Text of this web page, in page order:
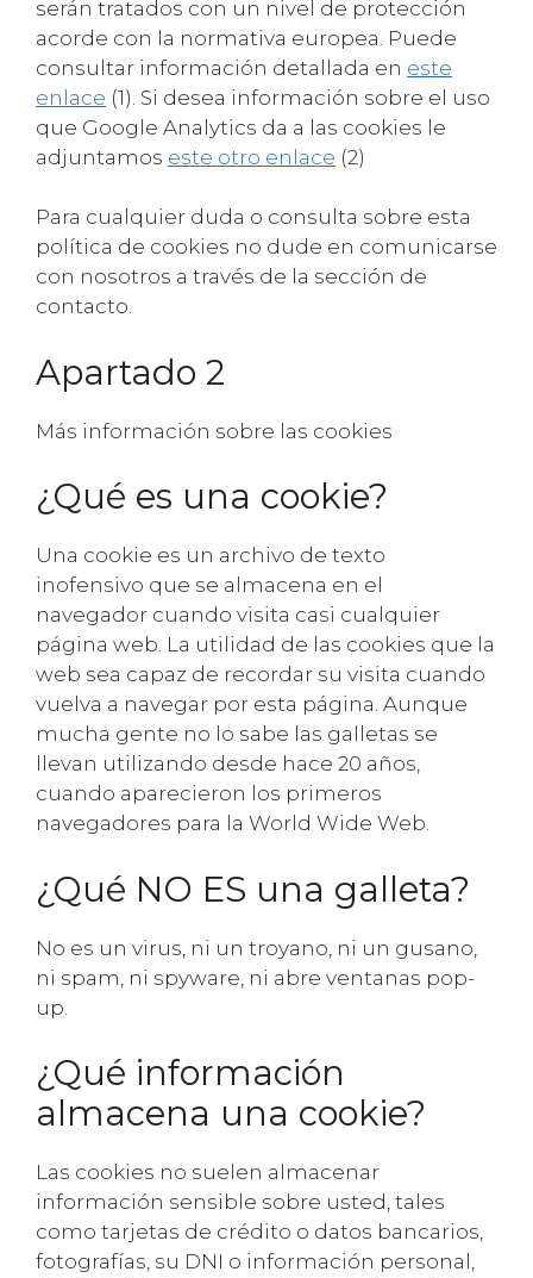
serán tratados con un nivel de protección
acorde con la normativa europea. Puede
consultar información detallada en este
enlace (1). Si desea información sobre el uso
que Google Analytics da a las cookies le
adjuntamos este otro enlace (2)
Para cualquier duda o consulta sobre esta
política de cookies no dude en comunicarse
con nosotros a través de la sección de
contacto.
Apartado 2
Más información sobre las cookies
¿Qué es una cookie?
Una cookie es un archivo de texto
inofensivo que se almacena en el
navegador cuando visita casi cualquier
página web. La utilidad de las cookies que la
web sea capaz de recordar su visita cuando
vuelva a navegar por esta página. Aunque
mucha gente no lo sabe las galletas se
llevan utilizando desde hace 20 años,
cuando aparecieron los primeros
navegadores para la World Wide Web.
¿Qué NO ES una galleta?
No es un virus, ni un troyano, ni un gusano,
ni spam, ni spyware, ni abre ventanas pop-
up.
¿Qué información
almacena una cookie?
Las cookies no suelen almacenar
información sensible sobre usted, tales
como tarjetas de crédito o datos bancarios,
fotografías, su DNI o información personal,